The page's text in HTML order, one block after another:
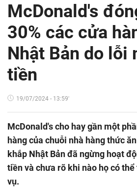
McDonald's
30% các cửa
Nhật Bản do lỗi
tiền
19/07/2024 - 13:59'
McDonald's cho hay gần một
hàng của chuỗi nhà hàng thức
khắp Nhật Bản đã ngừng hoạt
tiền và chưa rõ khi nào họ có
vụ.